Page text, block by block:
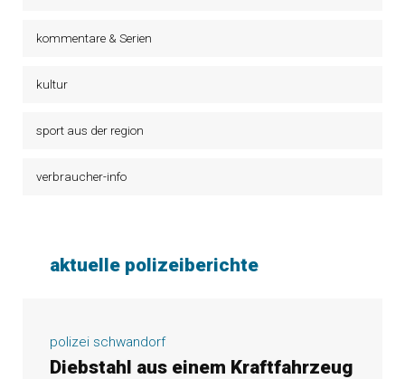
kommentare & Serien
kultur
sport aus der region
verbraucher-info
aktuelle polizeiberichte
polizei schwandorf
Diebstahl aus einem Kraftfahrzeug